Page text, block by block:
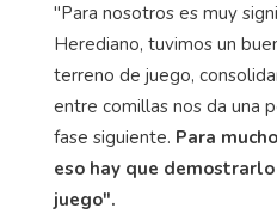
"Para nosotros es muy
Herediano, tuvimos un
terreno de juego,
entre comillas nos da una
fase siguiente. Para
eso hay que
juego".